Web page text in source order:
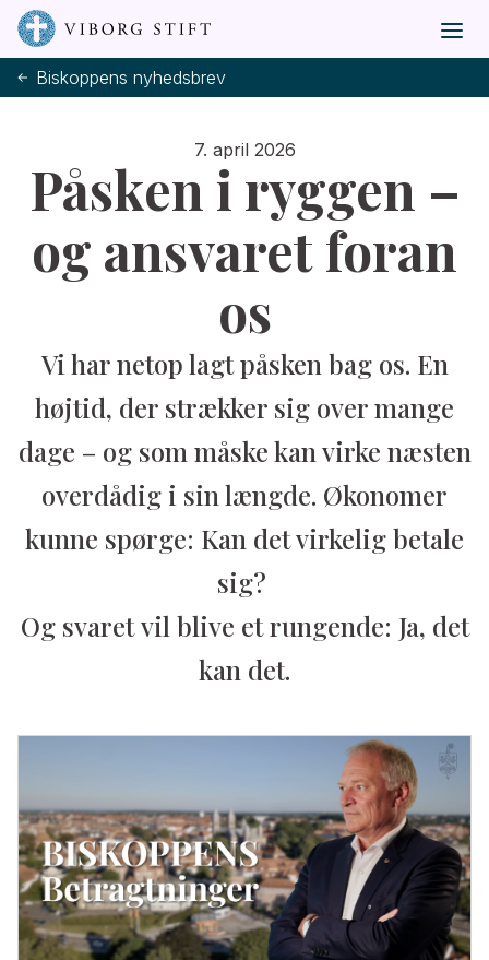
Biskoppens nyhedsbrev
7. april 2026
Påsken i ryggen –
og ansvaret foran
os
Vi har netop lagt påsken bag os. En
højtid, der strækker sig over mange
dage – og som måske kan virke næsten
overdådig i sin længde. Økonomer
kunne spørge: Kan det virkelig betale
sig?
Og svaret vil blive et rungende: Ja, det
kan det.